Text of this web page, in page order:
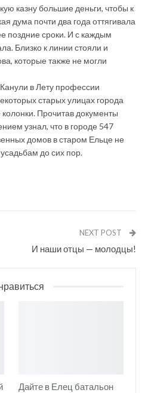
казну большие деньги, чтобы к
дума почти два года оттягивала
поздние сроки. И с каждым
Близко к линии стояли и
которые также не могли
в Лету профессии
старых улицах города
Прочитав документы
узнал, что в городе 547
домов в старом Ельце не
до сих пор.
NEXT POST
И наши отцы — молодцы!
Дайте в Елец батальон